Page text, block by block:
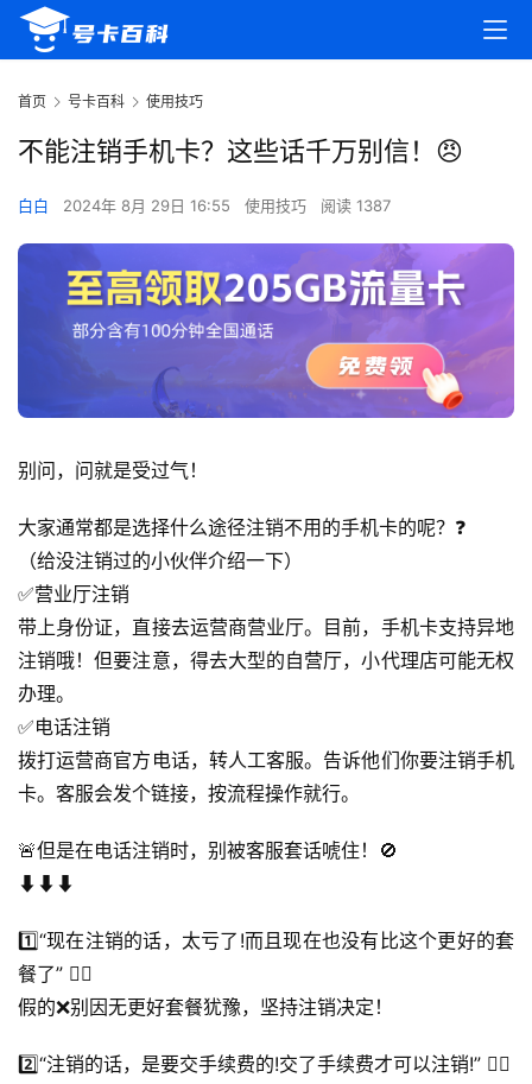
首页 号卡百科 使用技巧
不能注销手机卡？这些话千万别信！😠
白白 2024年 8月 29日 16:55 使用技巧 阅读 1387
别问，问就是受过气！
大家通常都是选择什么途径注销不用的手机卡的呢？❓
（给没注销过的小伙伴介绍一下）
✅营业厅注销
带上身份证，直接去运营商营业厅。目前，手机卡支持异地
注销哦！但要注意，得去大型的自营厅，小代理店可能无权
办理。
✅电话注销
拨打运营商官方电话，转人工客服。告诉他们你要注销手机
卡。客服会发个链接，按流程操作就行。
🚨但是在电话注销时，别被客服套话唬住！🚫
⬇️⬇️⬇️
1️⃣“现在注销的话，太亏了!而且现在也没有比这个更好的套
餐了” 🙅‍♀️
假的❌别因无更好套餐犹豫，坚持注销决定！
2️⃣“注销的话，是要交手续费的!交了手续费才可以注销!” 🙅‍♀️